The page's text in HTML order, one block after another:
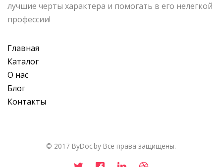
лучшие черты характера и помогать в его нелегкой
профессии!
Главная
Каталог
О нас
Блог
Контакты
© 2017 ByDoc.by Все права защищены.